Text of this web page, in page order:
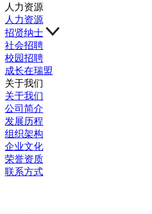
人力资源
人力资源
招贤纳士
社会招聘
校园招聘
成长在瑞盟
关于我们
关于我们
公司简介
发展历程
组织架构
企业文化
荣誉资质
联系方式